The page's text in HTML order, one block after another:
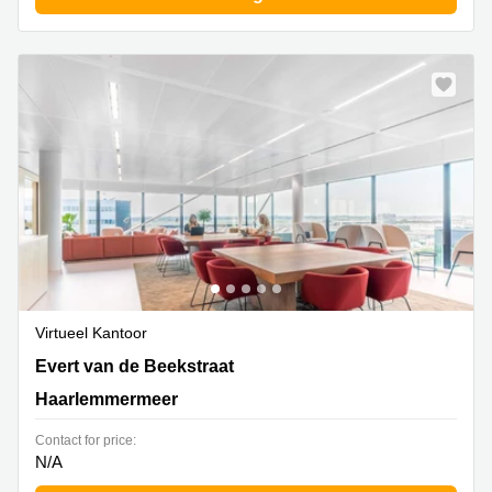
Virtueel Kantoor
Evert van de Beekstraat 354, Haarlemmermeer
Evert van de Beekstraat
Haarlemmermeer
Contact for price:
N/A